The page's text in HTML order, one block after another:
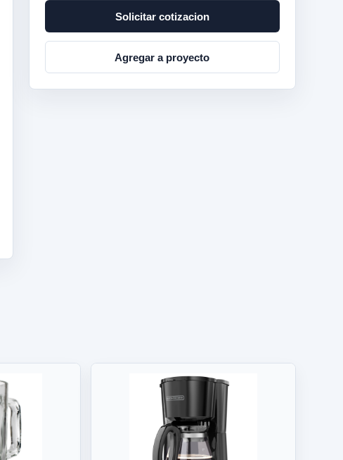
Solicitar cotizacion
Agregar a proyecto